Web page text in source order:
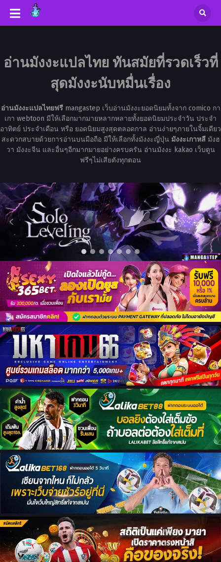
อ่านมังงะแปลไทย ทันสมัยที่รวดเร็วที่
สุดมังงะนับหมื่นเรื่อง
อ่านมังงะแปลไทยฟรีmangastep เว็บอ่านมังงะยอดนิยมทั้งจาก comico กา
เกา webtoon มีให้เลือกมากมายหลากหลายทั้งยอดนิยมประจำวัน ประจำ
อาทิตย์ ประจำเดือน หรือ ยอดนิยมสูงสุดตลอดกาล อ่านง่ายๆภายในจิ้มเดียว
สะดวกสบายด้วยการอ่านบนมือถือ มีให้เลือกทั้งมังงะญี่ปุ่น มังงะเกาหลีมังฮ
วา มังงะจีน และอื่นๆอีกมากมายอย่างครบครัน อ่านมังงะ kakao เว็บตูน
ฟรีๆไม่เสียตังทุกตอน